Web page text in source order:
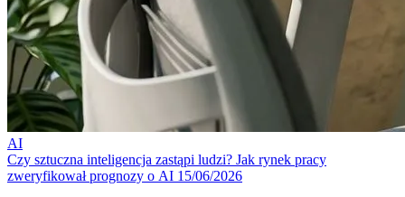
AI
Czy sztuczna inteligencja zastąpi ludzi? Jak rynek pracy
zweryfikował prognozy o AI 15/06/2026